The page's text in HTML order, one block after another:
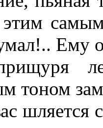
Ему
тоном
шляется